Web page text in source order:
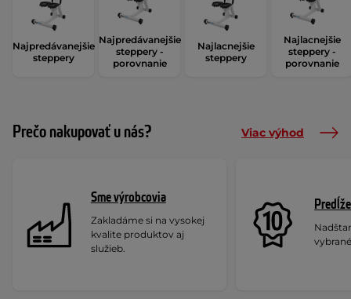
Najpredávanejšie
steppery
Najpredávanejšie
steppery -
porovnanie
Najlacnejšie
steppery
Najlacnejšie
steppery -
porovnanie
Prečo nakupovať u nás? Viac výhod
Sme výrobcovia
Zakladáme si na vysokej
kvalite produktov aj
služieb.